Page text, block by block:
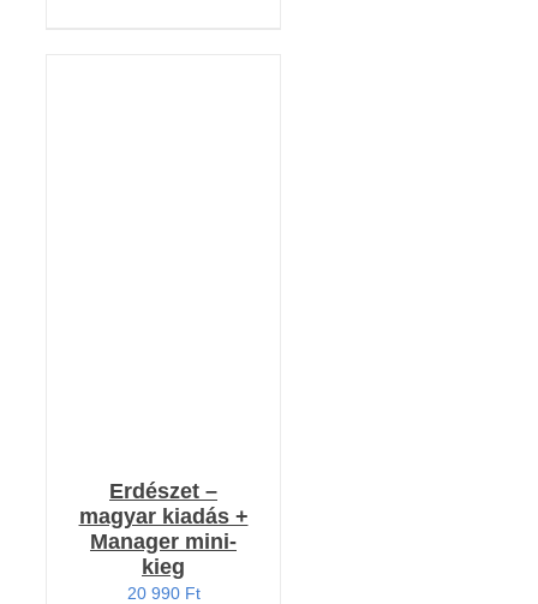
Erdészet –
magyar kiadás +
Manager mini-
kieg
20 990 Ft